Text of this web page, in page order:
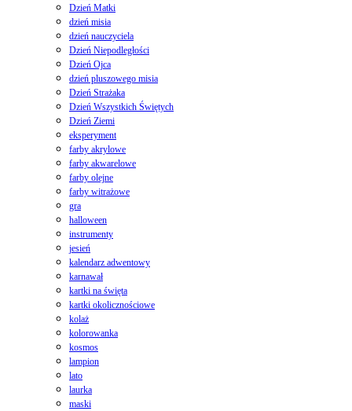
Dzień Matki
dzień misia
dzień nauczyciela
Dzień Niepodległości
Dzień Ojca
dzień pluszowego misia
Dzień Strażaka
Dzień Wszystkich Świętych
Dzień Ziemi
eksperyment
farby akrylowe
farby akwarelowe
farby olejne
farby witrażowe
gra
halloween
instrumenty
jesień
kalendarz adwentowy
karnawał
kartki na święta
kartki okolicznościowe
kolaż
kolorowanka
kosmos
lampion
lato
laurka
maski